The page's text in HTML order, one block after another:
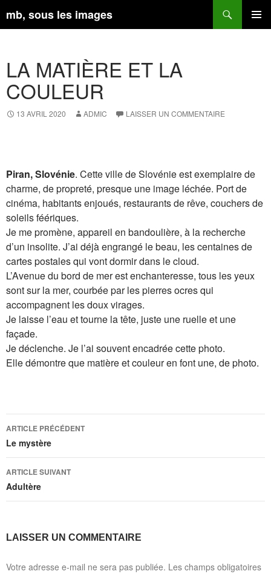
aumb, sous les images
LA MATIÈRE ET LA
COULEUR
13 AVRIL 2020 ADMIC LAISSER UN COMMENTAIRE
Piran, Slovénie. Cette ville de Slovénie est exemplaire de
charme, de propreté, presque une image léchée. Port de
cinéma, habitants enjoués, restaurants de rêve, couchers de
soleils féériques.
Je me promène, appareil en bandoulière, à la recherche
d’un insolite. J’ai déjà engrangé le beau, les centaines de
cartes postales qui vont dormir dans le cloud.
L’Avenue du bord de mer est enchanteresse, tous les yeux
sont sur la mer, courbée par les pierres ocres qui
accompagnent les doux virages.
Je laisse l’eau et tourne la tête, juste une ruelle et une
façade.
Je déclenche. Je l’ai souvent encadrée cette photo.
Elle démontre que matière et couleur en font une, de photo.
Navigation
des
articles
ARTICLE PRÉCÉDENT
Le mystère
ARTICLE SUIVANT
Adultère
LAISSER UN COMMENTAIRE
Votre adresse e-mail ne sera pas publiée. Les champs obligatoires